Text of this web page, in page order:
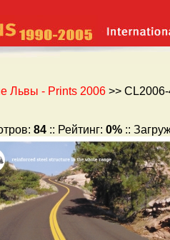
Львы - Prints 2006 >>
84 :: Рейтинг: 0% ::